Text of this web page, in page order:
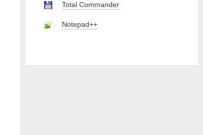
Total Commander
Notepad++